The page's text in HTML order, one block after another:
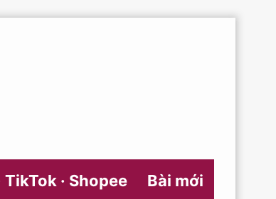
TikTok · Shopee Bài mới